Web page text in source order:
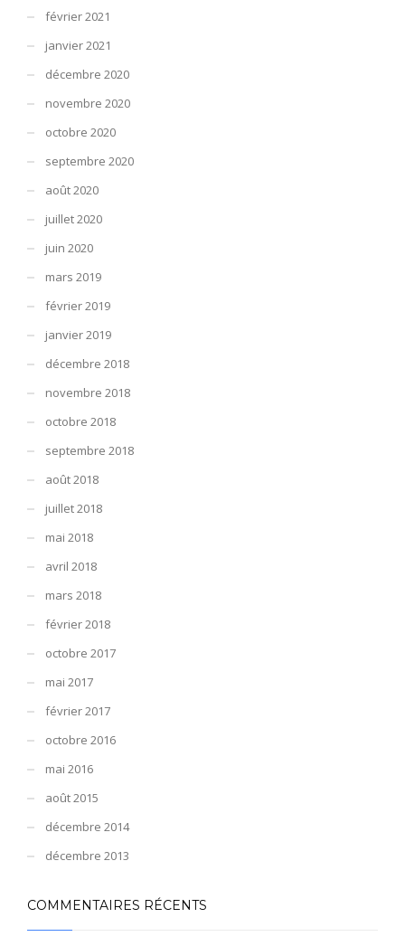
février 2021
janvier 2021
décembre 2020
novembre 2020
octobre 2020
septembre 2020
août 2020
juillet 2020
juin 2020
mars 2019
février 2019
janvier 2019
décembre 2018
novembre 2018
octobre 2018
septembre 2018
août 2018
juillet 2018
mai 2018
avril 2018
mars 2018
février 2018
octobre 2017
mai 2017
février 2017
octobre 2016
mai 2016
août 2015
décembre 2014
décembre 2013
COMMENTAIRES RÉCENTS